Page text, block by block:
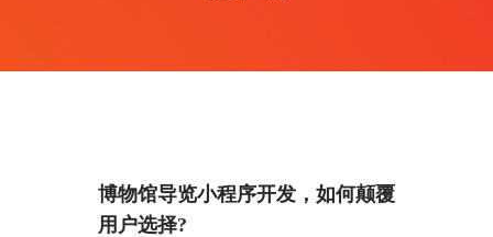
博物馆导览小程序开发，如何颠覆
用户选择?